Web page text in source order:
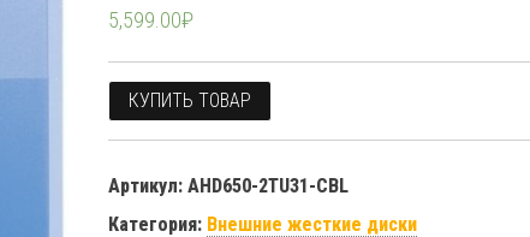
5,599.00₽
КУПИТЬ ТОВАР
Артикул: AHD650-2TU31-CBL
Категория: Внешние жесткие диски